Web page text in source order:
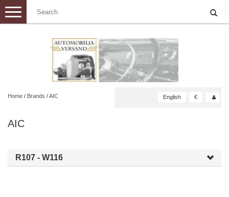
Toggle
navigation
Home / Brands /AIC English €
AIC
R107 - W116